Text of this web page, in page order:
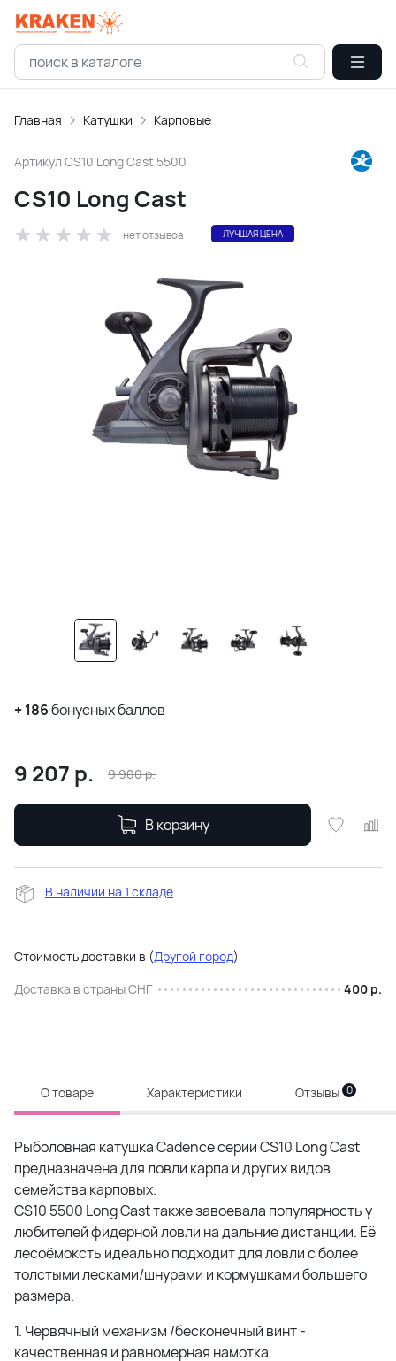
Главная Катушки Карповые
Артикул CS10 Long Cast 5500
CS10 Long Сast
нет отзывов ЛУЧШАЯ ЦЕНА
+186бонусных баллов
9 207 р. 9 900р.
В корзину
В наличии на 1 складе
Стоимость доставки в (Другой город)
Доставка в страны СНГ
400 р.
О товаре Характеристики Отзывы 0
Рыболовная катушка Cadence серии CS10 Long Сast
предназначена для ловли карпа и других видов
семейства карповых.
CS10 5500 Long Cast также завоевала популярность у
любителей фидерной ловли на дальние дистанции. Её
лесоёмоксть идеально подходит для ловли с более
толстыми лесками/шнурами и кормушками большего
размера.
1. Червячный механизм /бесконечный винт -
качественная и равномерная намотка.